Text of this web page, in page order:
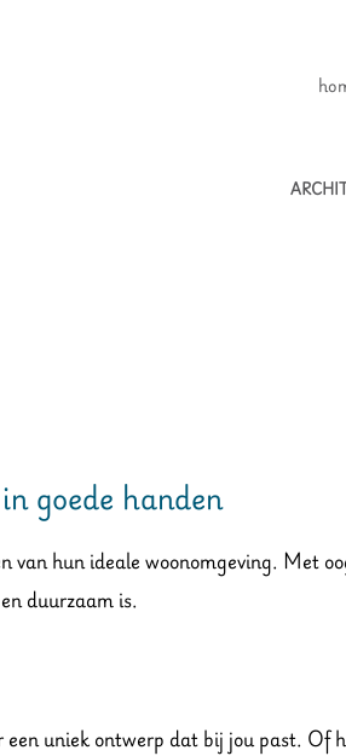
goede handen
hun ideale woonomgeving. Met
duurzaam is.
uniek ontwerp dat bij jou past. Of